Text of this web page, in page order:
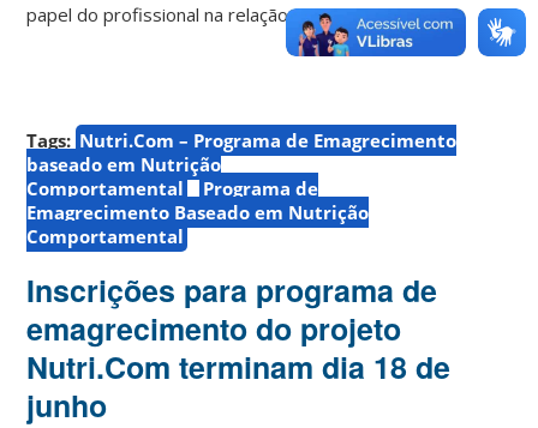
papel do profissional na relação.
Tags: Nutri.Com – Programa de Emagrecimento
baseado em Nutrição
Comportamental
Programa de
Emagrecimento Baseado em Nutrição
Comportamental
Inscrições para programa de
emagrecimento do projeto
Nutri.Com terminam dia 18 de
junho